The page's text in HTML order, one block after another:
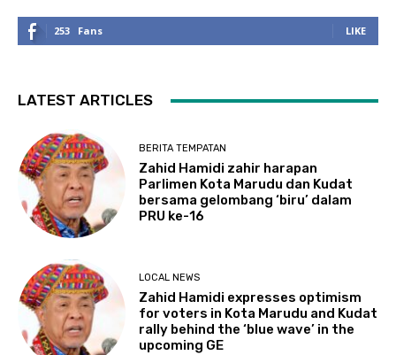
253 Fans LIKE
LATEST ARTICLES
BERITA TEMPATAN
Zahid Hamidi zahir harapan
Parlimen Kota Marudu dan Kudat
bersama gelombang ‘biru’ dalam
PRU ke-16
LOCAL NEWS
Zahid Hamidi expresses optimism
for voters in Kota Marudu and Kudat
rally behind the ‘blue wave’ in the
upcoming GE